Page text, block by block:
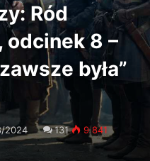
Ród
odcinek 8 –
była”
2024 131
9 841